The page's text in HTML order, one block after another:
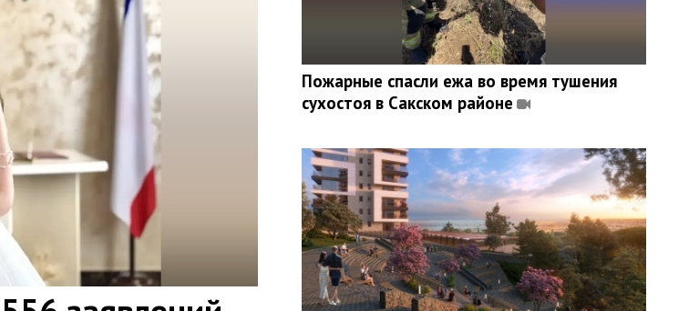
Пожарные спасли ежа во время тушения
сухостоя в Сакском районе